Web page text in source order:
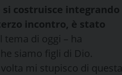
costruisce integrando
incontro, è stato
tema di oggi – ha
siamo figli di Dio.
mi stupisco di questa